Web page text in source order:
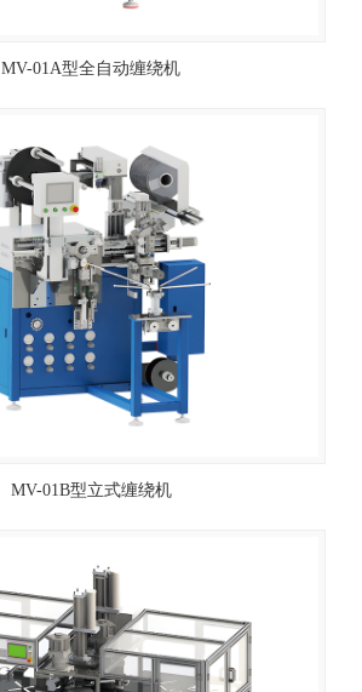
MV-01A型全自动缠绕机
MV-01B型立式缠绕机